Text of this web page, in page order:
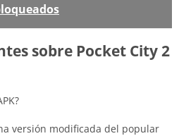
sobre Pocket City 2
versión modificada del popular